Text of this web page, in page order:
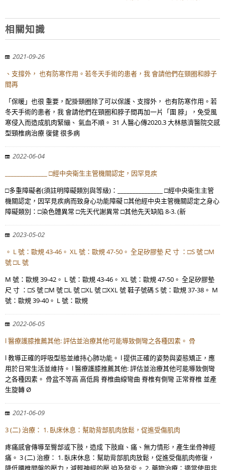
相關知識
2021-09-26
、支撐外， 也有防寒作用。若冬天手術的患者，我 會請他們在頸圈和脖子
間再
「保暖」也很 重要，配掛頸圈除了可以保護、支撐外， 也有防寒作用。若
冬天手術的患者，我 會請他們在頸圈和脖子間再加一片「圍 脖」，免受風
寒侵入而造成肌肉緊繃、 氣血不順。 31 人醫心傳2020.3 大林慈濟醫院交感
型頸椎病治療 復健 很多病
2022-06-04
______________ □經中央衛生主管機關認定，因罕見疾
□多重障礙者(須註明障礙類別與等級)：_______________ □經中央衛生主管
機關認定，因罕見疾病而致身心功能障礙 □其他經中央主管機關認定之身心
障礙類別：□染色體異常 □先天代謝異常 □其他先天缺陷 8-3. (新
2023-05-02
。 L 號：歐規 43-46。 XL 號：歐規 47-50。 全足矽膠墊 尺 寸 ：□S 號 □M
號 □L 號
M 號：歐規 39-42。 L 號：歐規 43-46。 XL 號：歐規 47-50。 全足矽膠墊
尺 寸 ：□S 號 □M 號 □L 號 □XL 號 □XXL 號 鞋子號碼 S 號：歐規 37-38。 M
號：歐規 39-40。 L 號：歐規
2022-06-05
l 醫療護膝推薦其他: 評估並治療其他可能導致側彎之各種因素。 骨
l 教導正確的呼吸型態並維持心肺功能。 l 提供正確的姿勢與姿態矯正，應
用於日常生活並維持。 l 醫療護膝推薦其他: 評估並治療其他可能導致側彎
之各種因素。 骨盆不等高 高低肩 脊椎曲線彎曲 脊椎有側彎 正常脊椎 並產
生旋轉 Ø
2021-06-09
3 (二) 治療： 1. 臥床休息：幫助背部肌肉放鬆，促進受傷肌肉
疼痛感會傳導至臀部或下肢，造成 下肢麻、痛、無力情形，產生坐骨神經
痛。 3 (二) 治療： 1. 臥床休息：幫助背部肌肉放鬆，促進受傷肌肉修復，
降低腰椎間盤的壓力，減輕神經的壓 迫及發炎。 2. 藥物治療：適當使用非